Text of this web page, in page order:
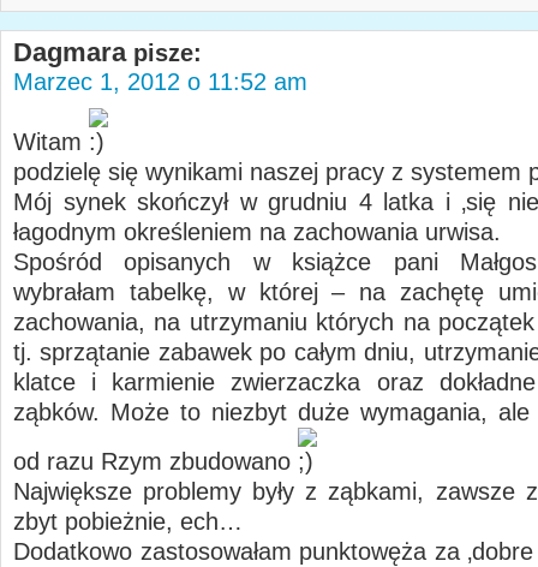
Dagmara pisze:
Marzec 1, 2012 o 11:52 am
Witam
podzielę się wynikami naszej pracy z systemem
Mój synek skończył w grudniu 4 latka i ‚się nie
łagodnym określeniem na zachowania urwisa.
Spośród opisanych w książce pani
wybrałam tabelkę, w której – na zachętę
zachowania, na utrzymaniu których na początek
tj. sprzątanie zabawek po całym dniu,
klatce i karmienie zwierzaczka oraz
ząbków. Może to niezbyt duże wymagania,
od razu Rzym zbudowano
Największe problemy były z ząbkami, zawsze
zbyt pobieżnie, ech…
Dodatkowo zastosowałam punktowęża za ‚dobre